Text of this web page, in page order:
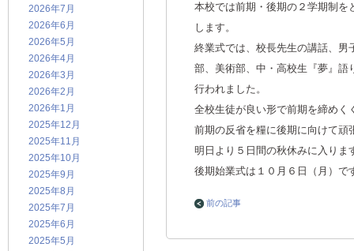
2026年7月
2026年6月
2026年5月
2026年4月
2026年3月
2026年2月
2026年1月
2025年12月
2025年11月
2025年10月
2025年9月
2025年8月
2025年7月
2025年6月
2025年5月
本校では前期・後期の２学期制を
します。
終業式では、校長先生の講話、男
部、美術部、中・高校生『夢』語
行われました。
全校生徒が良い形で前期を締めく
前期の反省を糧に後期に向けて頑
明日より５日間の秋休みに入りま
後期始業式は１０月６日（月）で
前の記事